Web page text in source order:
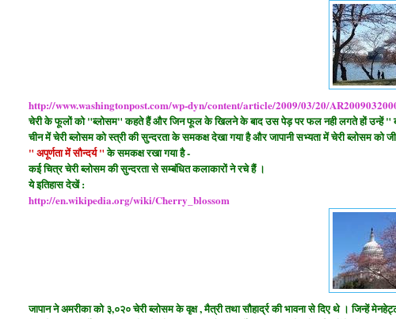
http://www.washingtonpost.com/wp-dyn/content/article/2009/03/20/
चेरी के फूलों को "ब्लोसम" कहते हैं और जिन फूल के खिलने के बाद उस पेड़ पर फल नही लगते हों उन्हें "
चीन में चेरी ब्लोसम को स्त्री की सुन्दरता के समकक्ष देखा गया है और जापानी सभ्यता में चेरी ब्लोसम को
" अपूर्णता में सौन्दर्य "के समकक्ष रखा गया है -
कई चित्र चेरी ब्लोसम की सुन्दरता से सम्बंधित कलाकारों ने रचे हैं ।
ये इतिहास देखें :
http://en.wikipedia.org/wiki/Cherry_blossom
जापान ने अमरीका को ३,०२० चेरी ब्लोसम के वृक्ष , मैत्री तथा सौहार्द्र की भावना से दिए थे । जिन्हें